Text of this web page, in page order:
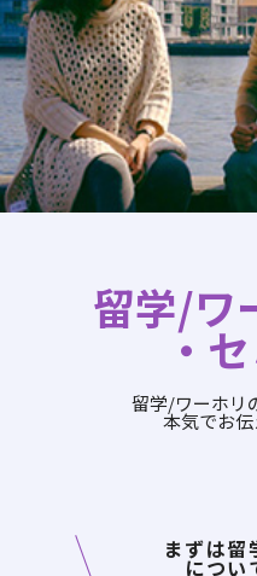
留学/ワ
・
留学/ワーホリ
本気でお伝
まずは留
につい